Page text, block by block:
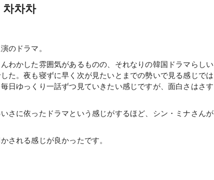
차차
のドラマ。
わかした雰囲気があるものの、それなりの韓国ドラマらしい
た。夜も寝ずに早く次が見たいとまでの勢いで見る感じでは
日ゆっくり一話ずつ見ていきたい感じですが、面白さはさす
さに依ったドラマという感じがするほど、シン・ミナさんが
される感じが良かったです。